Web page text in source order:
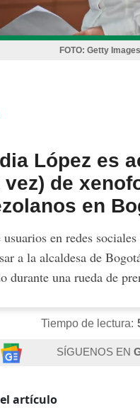
FOTO: Getty Images
López es
vez) de
en
en redes
a la alcaldesa de
durante una rueda de
Tiempo de lectura:
SÍGUENOS EN
artículo